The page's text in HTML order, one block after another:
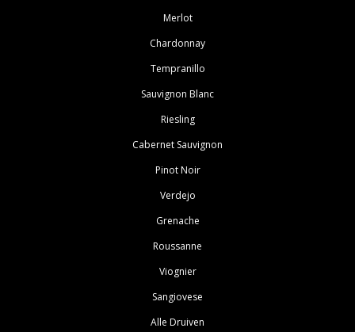
Merlot
Chardonnay
Tempranillo
Sauvignon Blanc
Riesling
Cabernet Sauvignon
Pinot Noir
Verdejo
Grenache
Roussanne
Viognier
Sangiovese
Alle Druiven